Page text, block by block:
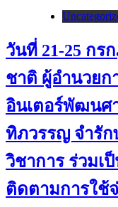
วันที่ 21-25 กร
ชาติ ผู้อำนวยก
อินเตอร์พัฒนศ
ทิภวรรญ จำรัก
วิชาการ ร่วมเ
ติดตามการใช้